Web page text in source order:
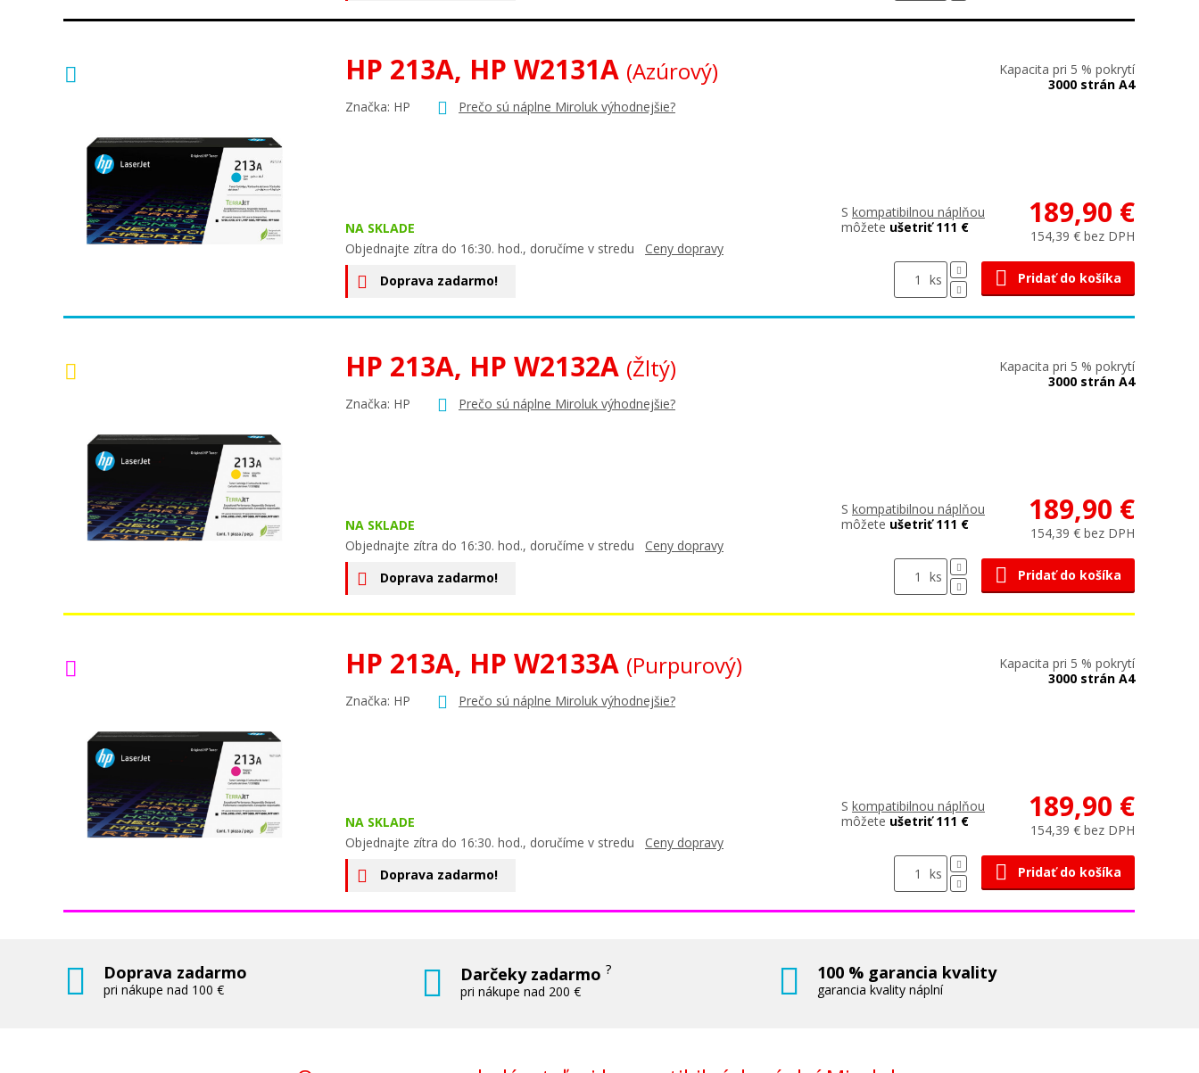
HP 213A, HP W2131A (Azúrový)
Značka: HP Prečo sú náplne Miroluk výhodnejšie?
NA SKLADE
Objednajte zítra do 16:30. hod., doručíme v stredu Ceny dopravy
Doprava zadarmo!
Kapacita pri 5 % pokrytí
3000 strán A4
S kompatibilnou náplňou
môžete ušetriť 111 € 189,90 €
154,39 € bez DPH
ks Pridať do košíka
HP 213A, HP W2132A (Žltý)
Značka: HP Prečo sú náplne Miroluk výhodnejšie?
NA SKLADE
Objednajte zítra do 16:30. hod., doručíme v stredu Ceny dopravy
Doprava zadarmo!
Kapacita pri 5 % pokrytí
3000 strán A4
S kompatibilnou náplňou
môžete ušetriť 111 € 189,90 €
154,39 € bez DPH
ks Pridať do košíka
HP 213A, HP W2133A (Purpurový)
Značka: HP Prečo sú náplne Miroluk výhodnejšie?
NA SKLADE
Objednajte zítra do 16:30. hod., doručíme v stredu Ceny dopravy
Doprava zadarmo!
Kapacita pri 5 % pokrytí
3000 strán A4
S kompatibilnou náplňou
môžete ušetriť 111 € 189,90 €
154,39 € bez DPH
ks Pridať do košíka
Doprava zadarmo
pri nákupe nad 100 €
Darčeky zadarmo?
pri nákupe nad 200 €
100 % garancia kvality
garancia kvality náplní